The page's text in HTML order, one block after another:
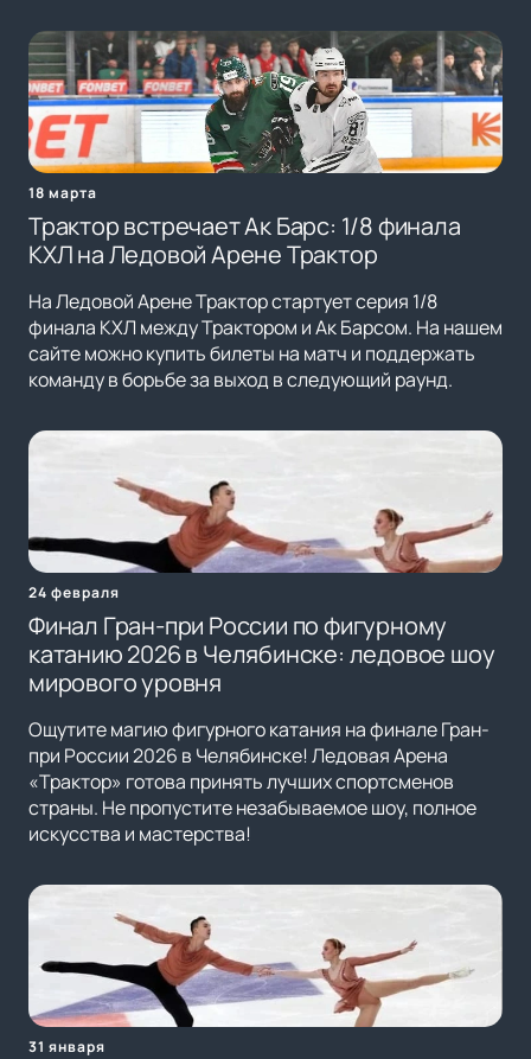
18 марта
Трактор встречает Ак Барс: 1/8 финала
КХЛ на Ледовой Арене Трактор
На Ледовой Арене Трактор стартует серия 1/8
финала КХЛ между Трактором и Ак Барсом. На нашем
сайте можно купить билеты на матч и поддержать
команду в борьбе за выход в следующий раунд.
24 февраля
Финал Гран-при России по фигурному
катанию 2026 в Челябинске: ледовое шоу
мирового уровня
Ощутите магию фигурного катания на финале Гран-
при России 2026 в Челябинске! Ледовая Арена
«Трактор» готова принять лучших спортсменов
страны. Не пропустите незабываемое шоу, полное
искусства и мастерства!
31 января